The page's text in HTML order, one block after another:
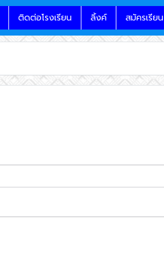
ติดต่อโรงเรียน ลิ้งค์ สมัครเรียน